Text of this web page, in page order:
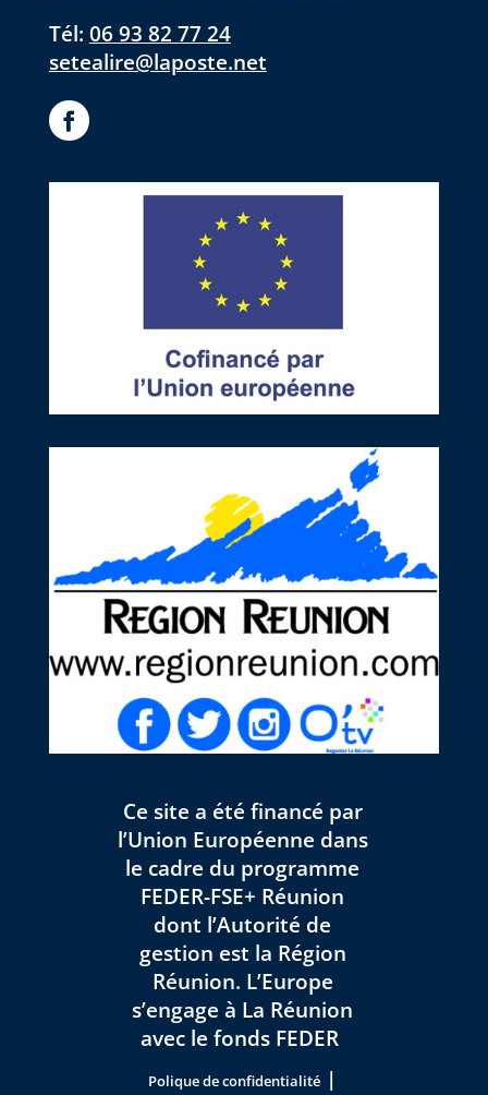
Tél: 06 93 82 77 24
setealire@laposte.net
Ce site a été financé par
l’Union Européenne dans
le cadre du programme
FEDER-FSE+ Réunion
dont l’Autorité de
gestion est la Région
Réunion. L’Europe
s’engage à La Réunion
avec le fonds FEDER
Polique de confidentialité |